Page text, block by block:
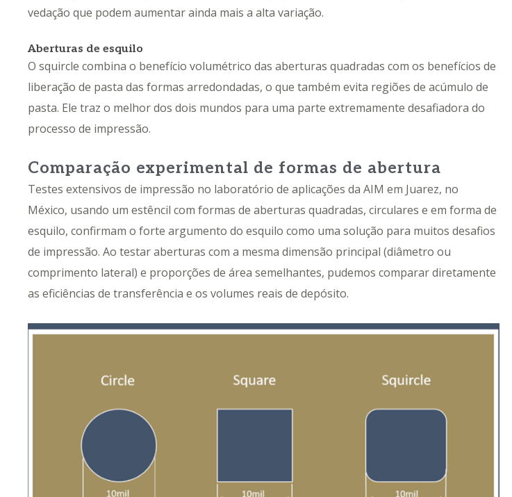
vedação que podem aumentar ainda mais a alta variação.
Aberturas de esquilo
O squircle combina o benefício volumétrico das aberturas quadradas com os benefícios de
liberação de pasta das formas arredondadas, o que também evita regiões de acúmulo de
pasta. Ele traz o melhor dos dois mundos para uma parte extremamente desafiadora do
processo de impressão.
Comparação experimental de formas de abertura
Testes extensivos de impressão no laboratório de aplicações da AIM em Juarez, no
México, usando um estêncil com formas de aberturas quadradas, circulares e em forma de
esquilo, confirmam o forte argumento do esquilo como uma solução para muitos desafios
de impressão. Ao testar aberturas com a mesma dimensão principal (diâmetro ou
comprimento lateral) e proporções de área semelhantes, pudemos comparar diretamente
as eficiências de transferência e os volumes reais de depósito.